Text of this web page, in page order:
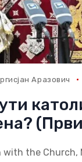
Аразович
the Church,